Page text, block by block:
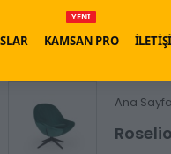
YENİ
KAMSAN PRO
Ana Sayfa